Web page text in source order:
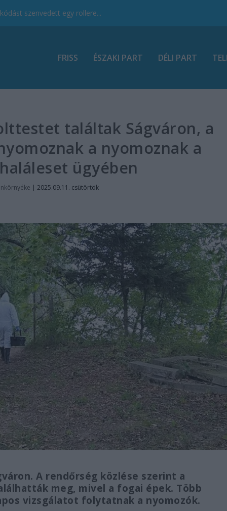
szenvedett egy rollere...
FRISS ÉSZAKI PART DÉLI PART
találtak Ságváron, a
a nyomoznak a
ügyében
| 2025.09.11. csütörtök
A rendőrség közlése szerint a
meg, mivel a fogai épek. Több
vizsgálatot folytatnak a nyomozók.